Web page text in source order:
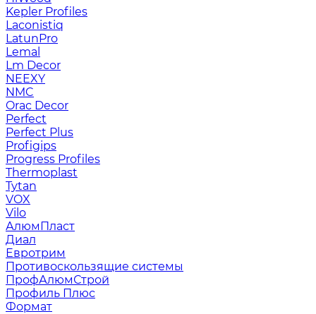
Kepler Profiles
Laconistiq
LatunPro
Lemal
Lm Decor
NEEXY
NMC
Orac Decor
Perfect
Perfect Plus
Profigips
Progress Profiles
Thermoplast
Tytan
VOX
Vilo
АлюмПласт
Диал
Евротрим
Противоскользящие системы
ПрофАлюмСтрой
Профиль Плюс
Формат